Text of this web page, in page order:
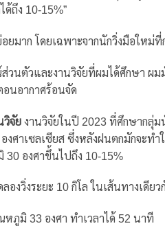
ด้ถึง 10-15%”
ยมาก โดยเฉพาะจากนักวิ่งมือใหม่
วนตัวและงานวิจัยที่ผมได้ศึกษา ผ
อนอากาศร้อนจัด
วิจัย งานวิจัยในปี 2023 ที่ศึกษากลุ่
องศาเซลเซียส ซึ่งหลังฝนตกมักจะ
30 องศาขึ้นไปถึง 10-15%
องวิ่งระยะ 10 กิโล ในเส้นทางเดี
ภูมิ 33 องศา ทำเวลาได้ 52 นาที